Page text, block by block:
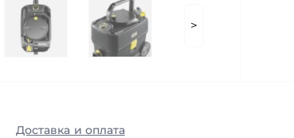
>
Доставка и оплата